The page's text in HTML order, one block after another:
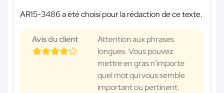
AR15-3486 a été choisi pour la rédaction de ce texte.
Avis du client
Attention aux phrases
longues. Vous pouvez
mettre en gras n'importe
quel mot qui vous semble
important ou pertinent.